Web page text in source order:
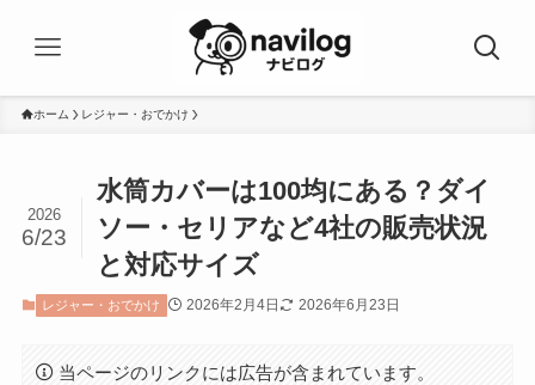
ホーム レジャー・おでかけ
水筒カバーは100均にある？ダイ
ソー・セリアなど4社の販売状況
と対応サイズ
2026
6/23
レジャー・おでかけ 2026年2月4日 2026年6月23日
当ページのリンクには広告が含まれています。